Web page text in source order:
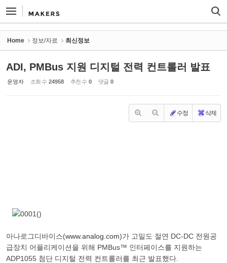
Home 정보/자료 최신정보
ADI, PMBus 지원 디지털 전력 컨트롤러 발표
운영자 조회 수 24958 추천 수 0 댓글 0
수정 삭제
아나로그디바이스(www.analog.com)가 고밀도 절연 DC-DC 전원공
급장치 어플리케이션을 위해 PMBus™ 인터페이스를 지원하는
ADP1055 첨단 디지털 전력 컨트롤러를 최근 발표했다.